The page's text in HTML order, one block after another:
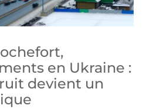
en Ukraine :
devient un